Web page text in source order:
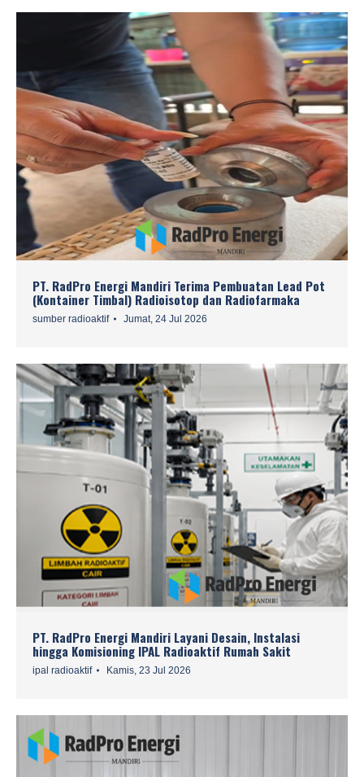
PT. RadPro Energi Mandiri Terima Pembuatan Lead Pot
(Kontainer Timbal) Radioisotop dan Radiofarmaka
sumber radioaktif Jumat, 24 Jul 2026
PT. RadPro Energi Mandiri Layani Desain, Instalasi
hingga Komisioning IPAL Radioaktif Rumah Sakit
ipal radioaktif Kamis, 23 Jul 2026